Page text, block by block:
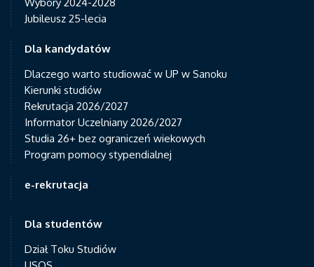
Jubileusz 25-lecia
Dla kandydatów
Dlaczego warto studiować w UP w Sanoku
Kierunki studiów
Rekrutacja 2026/2027
Informator Uczelniany 2026/2027
Studia 26+ bez ograniczeń wiekowych
Program pomocy stypendialnej
e-rekrutacja
Dla studentów
Dział Toku Studiów